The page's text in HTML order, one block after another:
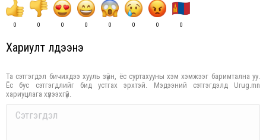
0 0 0 0 0 0 0 0
Хариулт үлдээнэ үү
Та сэтгэгдэл бичихдээ хууль зүйн, ёс суртахууны хэм хэмжээг баримтална уу.
Ёс бус сэтгэгдлийг бид устгах эрхтэй. Мэдээний сэтгэгдэлд Urug.mn
хариуцлага хүлээхгүй.
Comment